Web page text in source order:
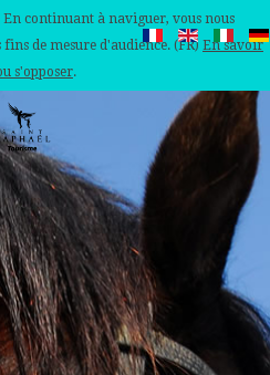
En continuant à naviguer, vous nous
de mesure d'audience. (FR) En savoir
s'opposer.